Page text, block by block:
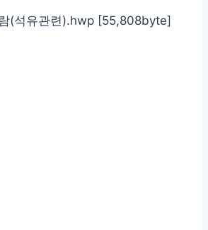
(석유관련).hwp [55,808byte]